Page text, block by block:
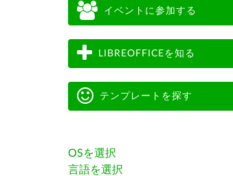
イベントに参加する
LIBREOFFICEを知る
テンプレートを探す
OSを選択
言語を選択